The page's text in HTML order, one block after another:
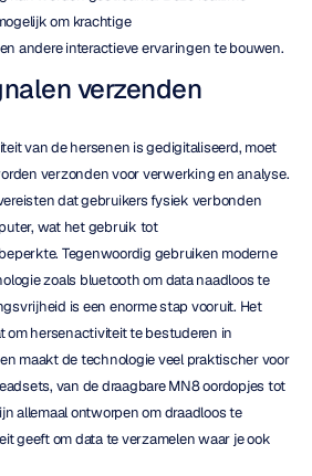
om krachtige
andere interactieve ervaringen te bouwen.
verzenden
van de hersenen is gedigitaliseerd, moet
verzonden voor verwerking en analyse.
dat gebruikers fysiek verbonden
wat het gebruik tot
Tegenwoordig gebruiken moderne
zoals bluetooth om data naadloos te
is een enorme stap vooruit. Het
om hersenactiviteit te bestuderen in
maakt de technologie veel praktischer voor
van de draagbare MN8 oordopjes tot
allemaal ontworpen om draadloos te
geeft om data te verzamelen waar je ook